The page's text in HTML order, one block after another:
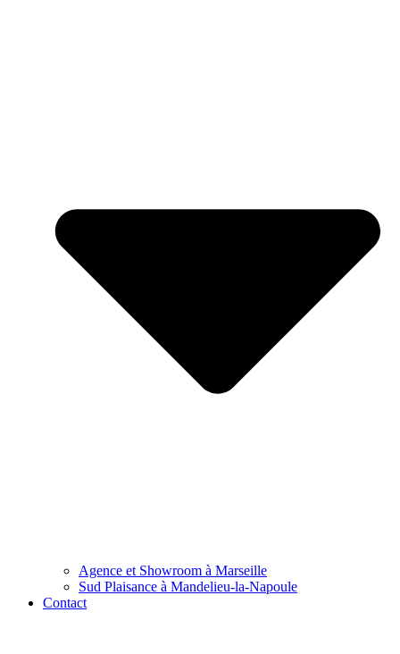
Agence et Showroom à Marseille
Sud Plaisance à Mandelieu-la-Napoule
Contact